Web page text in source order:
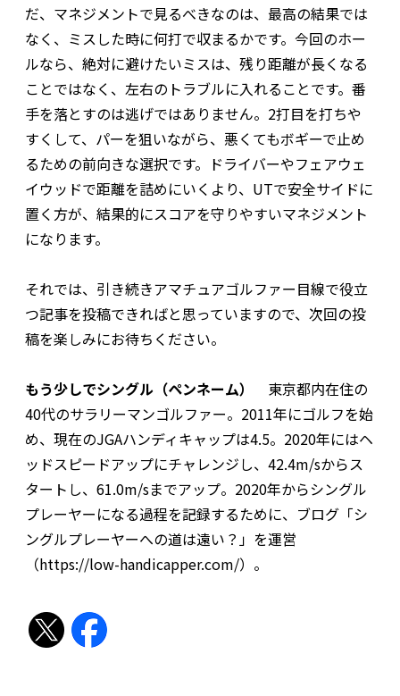
だ、マネジメントで見るべきなのは、最高の結果では
なく、ミスした時に何打で収まるかです。今回のホー
ルなら、絶対に避けたいミスは、残り距離が長くなる
ことではなく、左右のトラブルに入れることです。番
手を落とすのは逃げではありません。2打目を打ちや
すくして、パーを狙いながら、悪くてもボギーで止め
るための前向きな選択です。ドライバーやフェアウェ
イウッドで距離を詰めにいくより、UTで安全サイドに
置く方が、結果的にスコアを守りやすいマネジメント
になります。
それでは、引き続きアマチュアゴルファー目線で役立
つ記事を投稿できればと思っていますので、次回の投
稿を楽しみにお待ちください。
もう少しでシングル（ペンネーム）
東京都内在住の
40代のサラリーマンゴルファー。2011年にゴルフを始
め、現在のJGAハンディキャップは4.5。2020年にはヘ
ッドスピードアップにチャレンジし、42.4m/sからス
タートし、61.0m/sまでアップ。2020年からシングル
プレーヤーになる過程を記録するために、ブログ「シ
ングルプレーヤーへの道は遠い？」を運営
（https://low-handicapper.com/）。